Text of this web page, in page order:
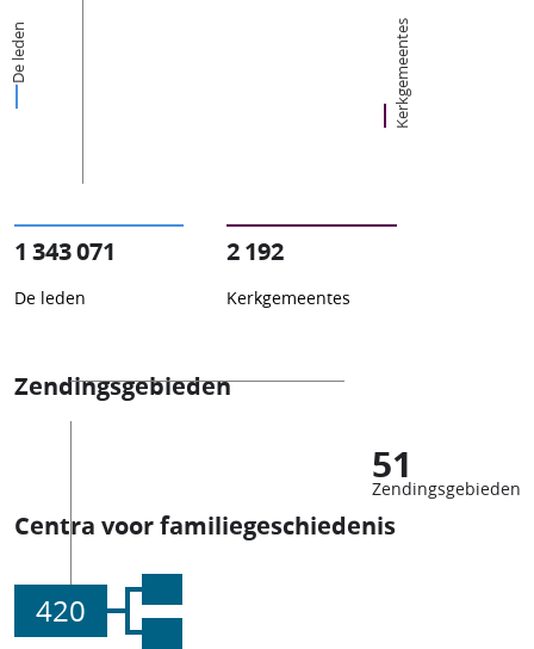
De leden Kerkgemeentes
1 343 071
De leden
2 192
Kerkgemeentes
Zendingsgebieden
51
Zendingsgebieden
Centra voor familiegeschiedenis
420